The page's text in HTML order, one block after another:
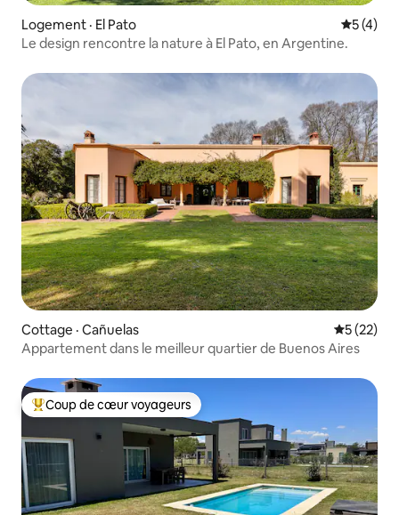
Logement · El Pato Note
5 (4)
Le design rencontre la nature à El Pato, en Argentine.
Cottage · Cañuelas Note
5 (22)
Appartement dans le meilleur quartier de Buenos Aires
Coup de cœur voyageurs parmi les plus aimés
Coup de cœur voyageurs